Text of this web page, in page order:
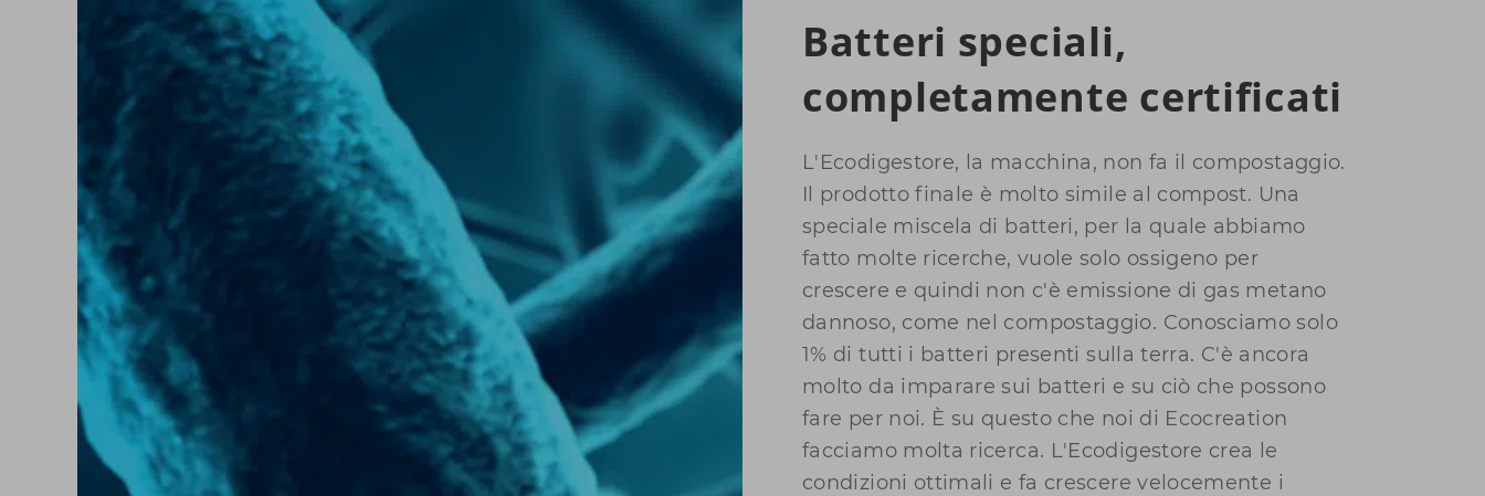
Batteri speciali,
completamente certificati
L'Ecodigestore, la macchina, non fa il compostaggio.
Il prodotto finale è molto simile al compost. Una
speciale miscela di batteri, per la quale abbiamo
fatto molte ricerche, vuole solo ossigeno per
crescere e quindi non c'è emissione di gas metano
dannoso, come nel compostaggio. Conosciamo solo
1% di tutti i batteri presenti sulla terra. C'è ancora
molto da imparare sui batteri e su ciò che possono
fare per noi. È su questo che noi di Ecocreation
facciamo molta ricerca. L'Ecodigestore crea le
condizioni ottimali e fa crescere velocemente i